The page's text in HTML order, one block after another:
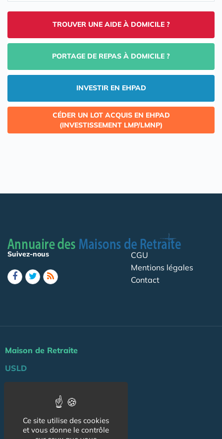
TROUVER UNE AIDE À DOMICILE ?
PORTAGE DE REPAS À DOMICILE ?
INVESTIR EN EHPAD
CÉDER UN LOT ACQUIS EN EHPAD
(INVESTISSEMENT LMP/LMNP)
Suivez-nous
CGU
Mentions légales
Contact
Maison de Retraite
USLD
Professionnels
Ce site utilise des cookies
et vous donne le contrôle